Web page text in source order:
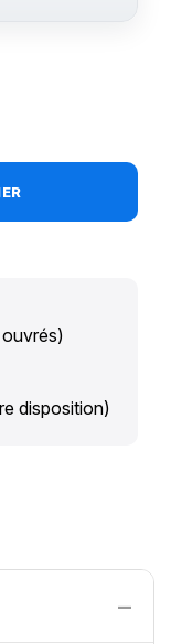
disposition)
−